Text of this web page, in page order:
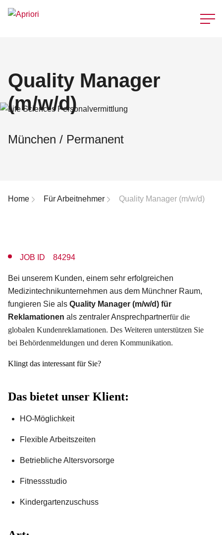
Quality Manager
(m/w/d)
München / Permanent
Breadcrumb-Navigation
Home Für Arbeitnehmer Quality Manager (m/w/d)
JOB ID 84294
Bei unserem Kunden, einem sehr erfolgreichen
Medizintechnikunternehmen aus dem Münchner Raum,
fungieren Sie als Quality Manager (m/w/d) für
Reklamationen als zentraler Ansprechpartnerfür die
globalen Kundenreklamationen. Des Weiteren unterstützen Sie
bei Behördenmeldungen und deren Kommunikation.
Klingt das interessant für Sie?
Das bietet unser Klient:
HO-Möglichkeit
Flexible Arbeitszeiten
Betriebliche Altersvorsorge
Fitnessstudio
Kindergartenzuschuss